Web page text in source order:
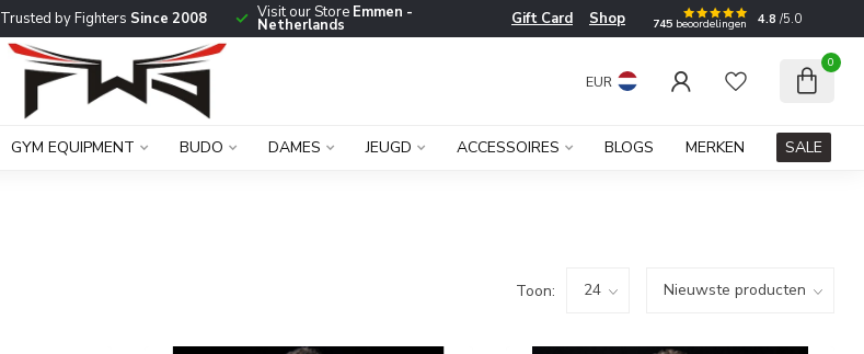
Trusted by Fighters Since 2008 Visit our Store Emmen -
Netherlands Gift Card Shop 745 beoordelingen 4.8 /5.0
EUR
0
GYM EQUIPMENT BUDO DAMES JEUGD ACCESSOIRES BLOGS MERKEN SALE
Toon: